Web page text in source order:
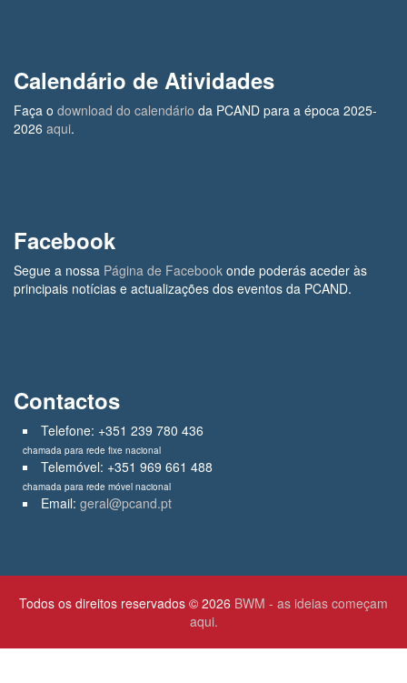
Calendário de Atividades
Faça o download do calendário da PCAND para a época 2025-
2026 aqui.
Facebook
Segue a nossa Página de Facebook onde poderás aceder às
principais notícias e actualizações dos eventos da PCAND.
Contactos
Telefone: +351 239 780 436
chamada para rede fixe nacional
Telemóvel: +351 969 661 488
chamada para rede móvel nacional
Email: geral@pcand.pt
Todos os direitos reservados © 2026 BWM - as ideias começam
aqui.